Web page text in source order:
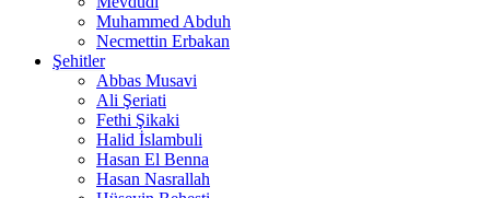
Muhammed Abduh
Necmettin Erbakan
Şehitler
Abbas Musavi
Ali Şeriati
Fethi Şikaki
Halid İslambuli
Hasan El Benna
Hasan Nasrallah